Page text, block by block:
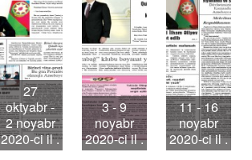
27
oktyabr -
2 noyabr
2020-ci il .
3 - 9
noyabr
2020-ci il .
11 - 16
noyabr
2020-ci il .